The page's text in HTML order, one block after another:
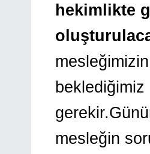
hekimlikte
beklediğimiz
mesleğin